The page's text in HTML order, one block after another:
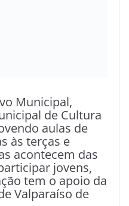
Municipal,
de Cultura
aulas de
às terças e
acontecem das
jovens,
tem o apoio da
Valparaíso de